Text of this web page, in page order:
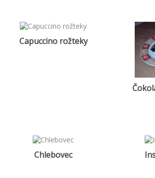
Capuccino rožteky
Chlebovec